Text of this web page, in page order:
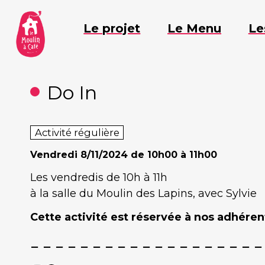
contenu
Le projet Le Menu
Do In
Activité régulière
Vendredi 8/11/2024 de 10h00 à 11h00
Les vendredis de 10h à 11h
à la salle du Moulin des Lapins, avec Sylvie
Cette activité est réservée à nos